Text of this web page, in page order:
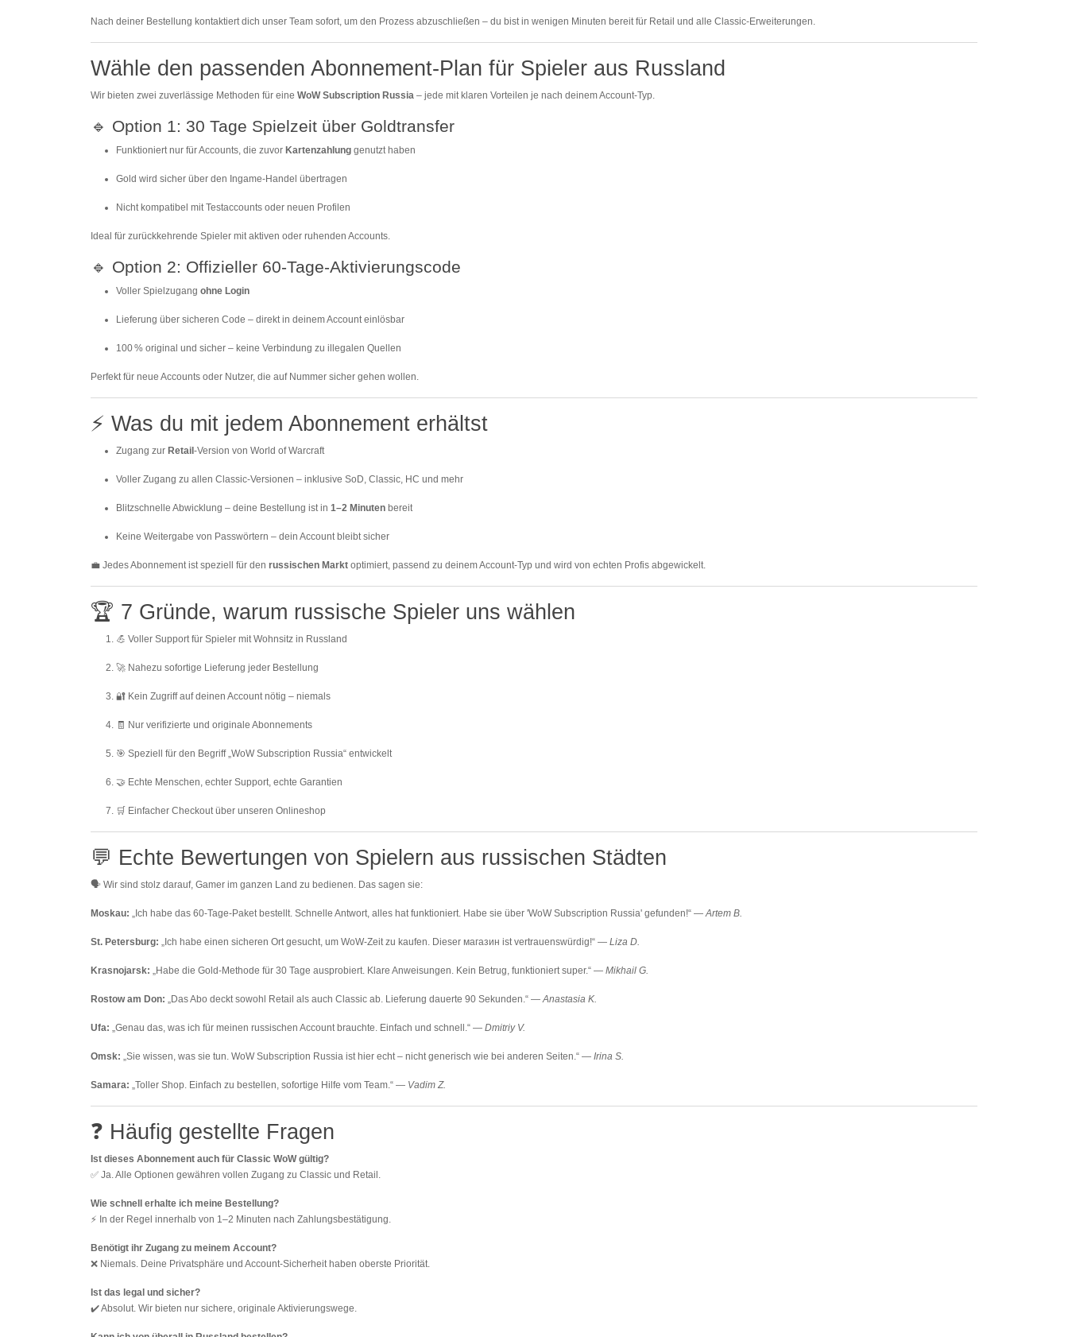
Nach deiner Bestellung kontaktiert dich unser Team sofort, um den Prozess abzuschließen – du bist in wenigen Minuten bereit für Retail und alle Classic-Erweiterungen.
Wähle den passenden Abonnement-Plan für Spieler aus Russland
Wir bieten zwei zuverlässige Methoden für eine WoW Subscription Russia – jede mit klaren Vorteilen je nach deinem Account-Typ.
🔹 Option 1: 30 Tage Spielzeit über Goldtransfer
Funktioniert nur für Accounts, die zuvor Kartenzahlung genutzt haben
Gold wird sicher über den Ingame-Handel übertragen
Nicht kompatibel mit Testaccounts oder neuen Profilen
Ideal für zurückkehrende Spieler mit aktiven oder ruhenden Accounts.
🔹 Option 2: Offizieller 60-Tage-Aktivierungscode
Voller Spielzugang ohne Login
Lieferung über sicheren Code – direkt in deinem Account einlösbar
100 % original und sicher – keine Verbindung zu illegalen Quellen
Perfekt für neue Accounts oder Nutzer, die auf Nummer sicher gehen wollen.
⚡ Was du mit jedem Abonnement erhältst
Zugang zur Retail -Version von World of Warcraft
Voller Zugang zu allen Classic-Versionen – inklusive SoD, Classic, HC und mehr
Blitzschnelle Abwicklung – deine Bestellung ist in 1–2 Minuten bereit
Keine Weitergabe von Passwörtern – dein Account bleibt sicher
💼 Jedes Abonnement ist speziell für den russischen Markt optimiert, passend zu deinem Account-Typ und wird von echten Profis abgewickelt.
🏆 7 Gründe, warum russische Spieler uns wählen
💪 Voller Support für Spieler mit Wohnsitz in Russland
🚀 Nahezu sofortige Lieferung jeder Bestellung
🔐 Kein Zugriff auf deinen Account nötig – niemals
🧾 Nur verifizierte und originale Abonnements
🎯 Speziell für den Begriff „WoW Subscription Russia“ entwickelt
🤝 Echte Menschen, echter Support, echte Garantien
🛒 Einfacher Checkout über unseren Onlineshop
💬 Echte Bewertungen von Spielern aus russischen Städten
🗣️ Wir sind stolz darauf, Gamer im ganzen Land zu bedienen. Das sagen sie:
Moskau: „Ich habe das 60-Tage-Paket bestellt. Schnelle Antwort, alles hat funktioniert. Habe sie über 'WoW Subscription Russia' gefunden!“ —Artem B.
St. Petersburg: „Ich habe einen sicheren Ort gesucht, um WoW-Zeit zu kaufen. Dieser магазин ist vertrauenswürdig!“ — Liza D.
Krasnojarsk: „Habe die Gold-Methode für 30 Tage ausprobiert. Klare Anweisungen. Kein Betrug, funktioniert super.“ — Mikhail G.
Rostow am Don: „Das Abo deckt sowohl Retail als auch Classic ab. Lieferung dauerte 90 Sekunden.“ —Anastasia K.
Ufa: „Genau das, was ich für meinen russischen Account brauchte. Einfach und schnell.“ — Dmitriy V.
Omsk: „Sie wissen, was sie tun. WoW Subscription Russia ist hier echt – nicht generisch wie bei anderen Seiten.“ — Irina S.
Samara: „Toller Shop. Einfach zu bestellen, sofortige Hilfe vom Team.“ — Vadim Z.
❓ Häufig gestellte Fragen
Ist dieses Abonnement auch für Classic WoW gültig?
✅ Ja. Alle Optionen gewähren vollen Zugang zu Classic und Retail.
Wie schnell erhalte ich meine Bestellung?
⚡ In der Regel innerhalb von 1–2 Minuten nach Zahlungsbestätigung.
Benötigt ihr Zugang zu meinem Account?
❌ Niemals. Deine Privatsphäre und Account-Sicherheit haben oberste Priorität.
Ist das legal und sicher?
✔️ Absolut. Wir bieten nur sichere, originale Aktivierungswege.